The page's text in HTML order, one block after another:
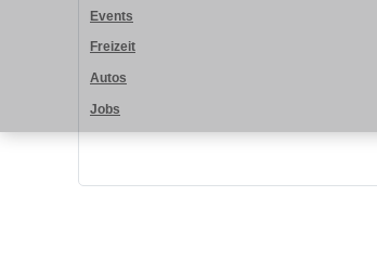
Events
Freizeit
Autos
Jobs